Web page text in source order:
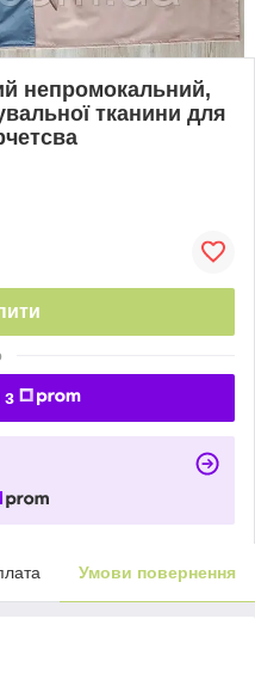
непромокальний,
тканини для
з
Умови повернення